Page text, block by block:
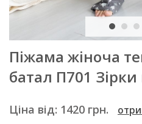
Піжама жіноча
батал П701 Зірки
Ціна від: 1420 грн.